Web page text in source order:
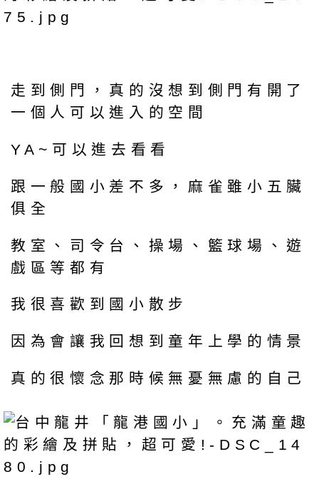
走到側門，真的沒想到側門有開了
一個人可以進入的空間
YA~可以進去看看
跟一般國小差不多，麻雀雖小五臟
俱全
教室、司令台、操場、籃球場、遊
戲區等都有
我很喜歡到國小散步
因為會讓我回想到童年上學的情景
真的很懷念那時候無憂無慮的自己